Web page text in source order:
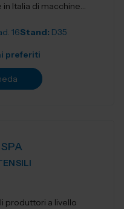
Italia di macchine
16Stand: D35
preferiti
produttori a livello